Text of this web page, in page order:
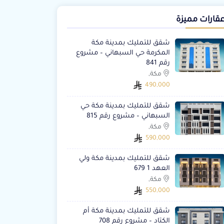
مميزة
شقق للتمليك بمدينة مكة
المكرمة حي السبهاني – مشروع
رقم 841
مكة,
490,000
شقق للتمليك بمدينة مكة حي
السبهاني – مشروع رقم 815
مكة,
590,000
شقق للتمليك بمدينة مكة ولي
العهد 1 679
مكة,
550,000
شقق للتمليك بمدينة مكة أم
الكتاد – مشروع رقم 708